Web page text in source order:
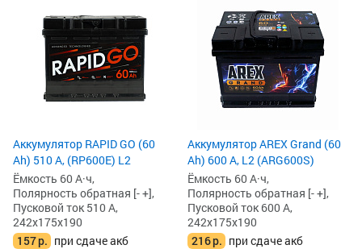
Аккумулятор RAPID GO (60
Ah) 510 А, (RP600E) L2
Ёмкость 60 А·ч,
Полярность обратная [- +],
Пусковой ток 510 А,
242x175x190
157р. при сдаче акб
Аккумулятор AREX Grand (60
Ah) 600 А, L2 (ARG600S)
Ёмкость 60 А·ч,
Полярность обратная [- +],
Пусковой ток 600 А,
242x175x190
216р. при сдаче акб